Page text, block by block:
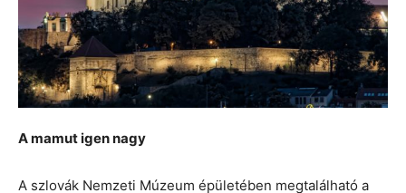
A mamut igen nagy
A szlovák Nemzeti Múzeum épületében megtalálható a